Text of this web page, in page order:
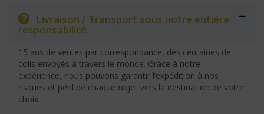
Livraison / Transport sous notre entière
responsabilité.
15 ans de ventes par correspondance, des centaines de
colis envoyés à travers le monde. Grâce à notre
expérience, nous pouvons garantir l’expédition à nos
risques et péril de chaque objet vers la destination de votre
choix.